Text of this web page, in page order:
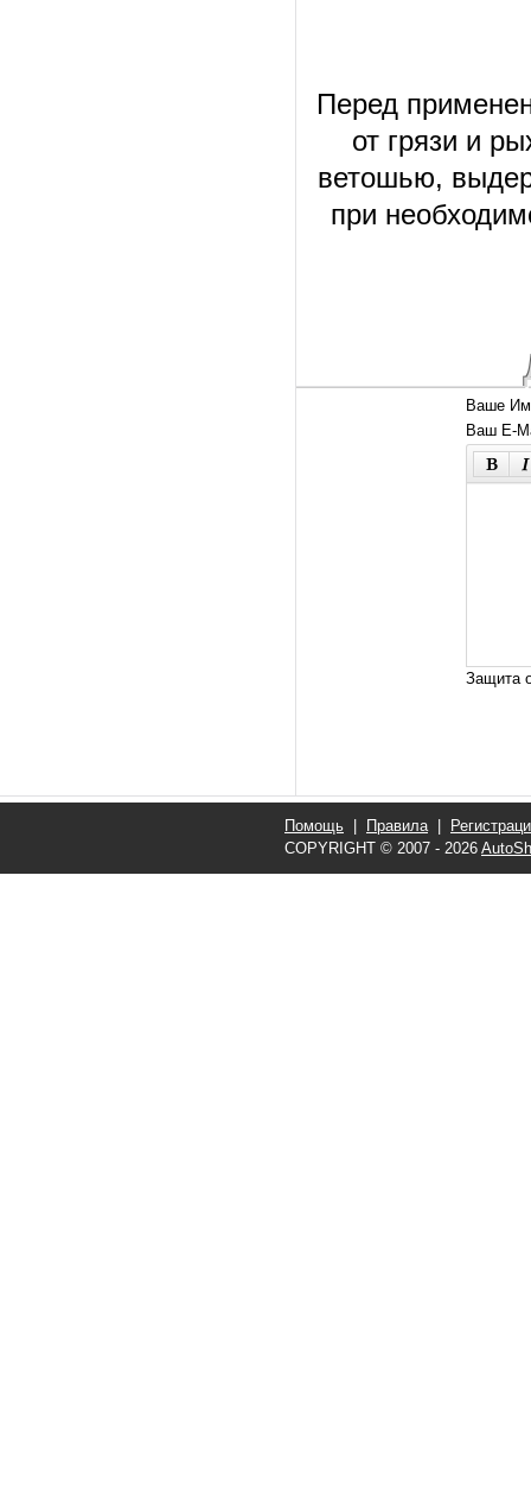
Перед
от грязи и
ветошью,
при
Ваше
Ваш E-
Защита
Помощь Правила|
COPYRIGHT © 2007 - 2026